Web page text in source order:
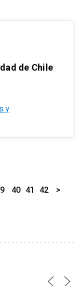
de Chile
y
40 41 42 >